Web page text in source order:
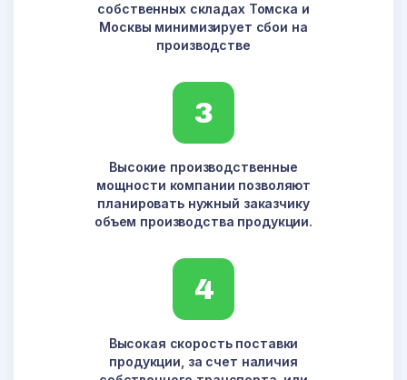
собственных складах Томска и
Москвы минимизирует сбои на
производстве
3
Высокие производственные
мощности компании позволяют
планировать нужный заказчику
объем производства продукции.
4
Высокая скорость поставки
продукции, за счет наличия